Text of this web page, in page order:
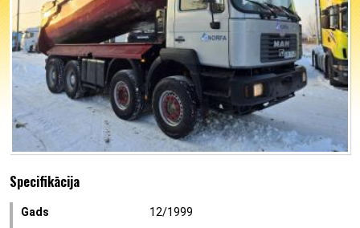
Specifikācija
Gads 12/1999